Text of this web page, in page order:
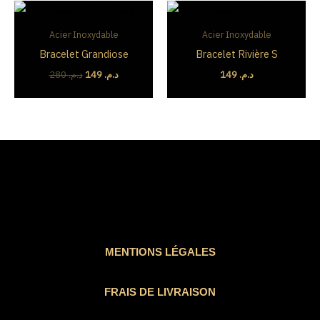
Acier Inoxydable
Bracelet Grandiose
د.م.280
initial
était :
د.م. 280.
د.م. 149
Acier Inoxydable
Bracelet Rivière S
د.م. 149
MENTIONS LÉGALES
FRAIS DE LIVRAISON